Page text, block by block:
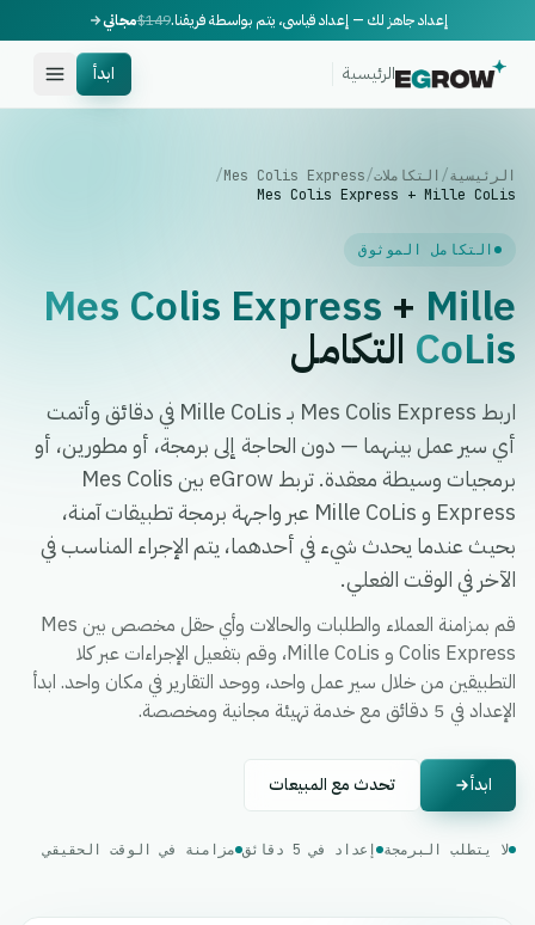
إعداد جاهز لك — إعداد قياسي، يتم بواسطة فريقنا.$149مجاني
الرئيسية ابدأ
الرئيسية/ التكاملات/
Mes Colis Express
/
Mes Colis Express + Mille CoLis
التكامل الموثوق
Mes Colis Express + Mille
CoLis التكامل
اربط Mes Colis Express بـ Mille CoLis في دقائق وأتمت
أي سير عمل بينهما — دون الحاجة إلى برمجة، أو مطورين، أو
برمجيات وسيطة معقدة. تربط eGrow بين Mes Colis
Express و Mille CoLis عبر واجهة برمجة تطبيقات آمنة،
بحيث عندما يحدث شيء في أحدهما، يتم الإجراء المناسب في
الآخر في الوقت الفعلي.
قم بمزامنة العملاء والطلبات والحالات وأي حقل مخصص بين Mes
Colis Express و Mille CoLis، وقم بتفعيل الإجراءات عبر كلا
التطبيقين من خلال سير عمل واحد، ووحد التقارير في مكان واحد. ابدأ
الإعداد في 5 دقائق مع خدمة تهيئة مجانية ومخصصة.
ابدأ تحدث مع المبيعات
لا يتطلب البرمجة إعداد في 5 دقائق مزامنة في الوقت الحقيقي